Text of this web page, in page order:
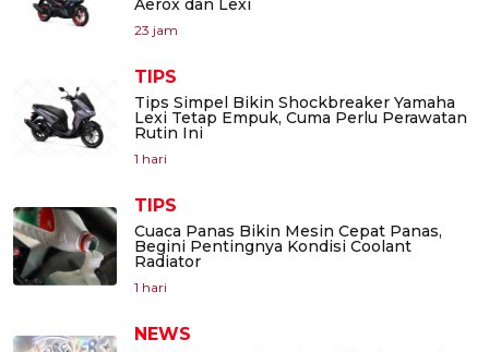
Aerox dan Lexi
23 jam
TIPS
Tips Simpel Bikin Shockbreaker Yamaha
Lexi Tetap Empuk, Cuma Perlu Perawatan
Rutin Ini
1 hari
TIPS
Cuaca Panas Bikin Mesin Cepat Panas,
Begini Pentingnya Kondisi Coolant
Radiator
1 hari
NEWS